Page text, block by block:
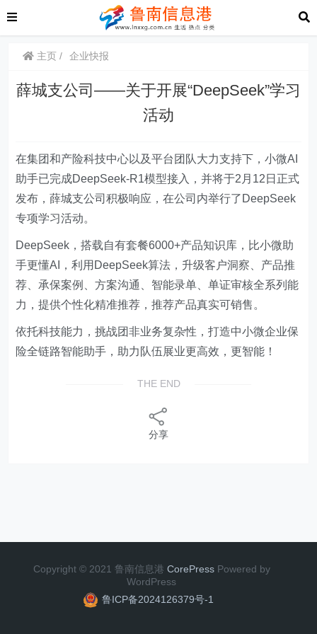
主页 企业快报
薛城支公司——关于开展“DeepSeek”学习
活动
在集团和产险科技中心以及平台团队大力支持下，小微AI
助手已完成DeepSeek-R1模型接入，并将于2月12日正式
发布，薛城支公司积极响应，在公司内举行了DeepSeek
专项学习活动。
DeepSeek ，搭载自有套餐6000+产品知识库，比小微助
手更懂AI，利用DeepSeek算法，升级客户洞察、产品推
荐、承保案例、方案沟通、智能录单、单证审核全系列能
力，提供个性化精准推荐，推荐产品真实可销售。
依托科技能力，挑战团非业务复杂性，打造中小微企业保
险全链路智能助手，助力队伍展业更高效，更智能！
THE END
分享
Copyright © 2021 鲁南信息港 CorePress Powered by
WordPress
鲁ICP备2024126379号-1